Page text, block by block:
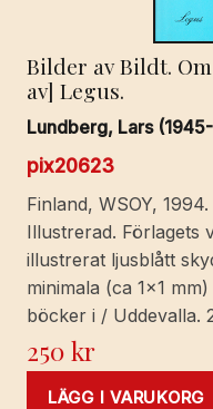
Bilder av Bildt.
av] Legus.
Lundberg, Lars
pix20623
Finland, WSOY,
Illustrerad. Förlagets
illustrerat ljusblått
minimala (ca 1x1
böcker i / Uddevalla.
250kr
LÄGG I VARUKORG